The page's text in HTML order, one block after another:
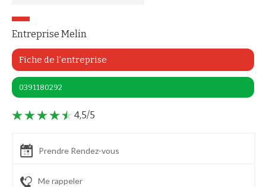
Entreprise Melin
Fiche de l'entreprise
0391180292
4,5/5
Prendre Rendez-vous
Me rappeler